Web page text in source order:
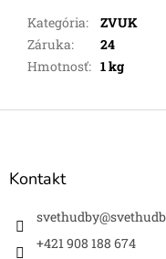
Kategória:
ZVUK
Záruka:
24
Hmotnosť: 1 kg
Z
Kontakt
svethudby@
+421 908 188 674